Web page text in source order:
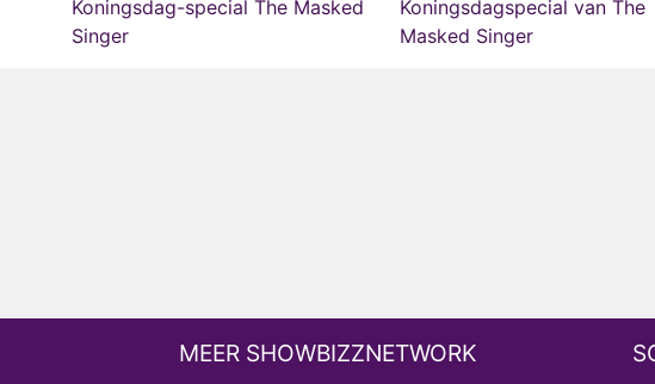
Koningsdag-special The Masked
Singer
Koningsdagspecial van The
Masked Singer
MEER SHOWBIZZNETWORK